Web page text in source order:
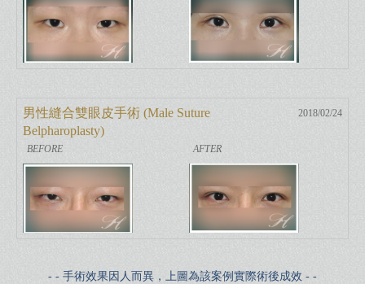
男性縫合雙眼皮手術 (Male Suture
Belpharoplasty)
2018/02/24
- - 手術效果因人而異，上圖為該案例實際術後成效 - -